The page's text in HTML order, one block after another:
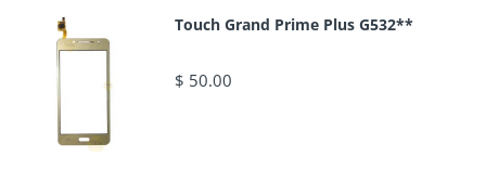
Touch Grand Prime Plus G532**
$ 50.00